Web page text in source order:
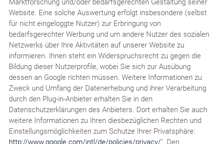
Website. Eine solche Auswertung erfolgt insbesondere (selbst
für nicht eingeloggte Nutzer) zur Erbringung von
bedarfsgerechter Werbung und um andere Nutzer des sozialen
Netzwerks über Ihre Aktivitäten auf unserer Website zu
informieren. Ihnen steht ein Widerspruchsrecht zu gegen die
Bildung dieser Nutzerprofile, wobei Sie sich zur Ausübung
dessen an Google richten müssen. Weitere Informationen zu
Zweck und Umfang der Datenerhebung und ihrer Verarbeitung
durch den Plug-in-Anbieter erhalten Sie in den
Datenschutzerklärungen des Anbieters. Dort erhalten Sie auch
weitere Informationen zu Ihren diesbezüglichen Rechten und
Einstellungsmöglichkeiten zum Schutze Ihrer Privatsphäre:
http://www.google.com/intl/de/policies/privacy/". Den